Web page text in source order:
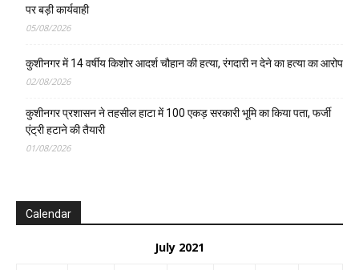
पर बड़ी कार्यवाही
05/08/2026
कुशीनगर में 14 वर्षीय किशोर आदर्श चौहान की हत्या, रंगदारी न देने का हत्या का आरोप
02/08/2026
कुशीनगर प्रशासन ने तहसील हाटा में 100 एकड़ सरकारी भूमि का किया पता, फर्जी
एंट्री हटाने की तैयारी
01/08/2026
Calendar
July 2021